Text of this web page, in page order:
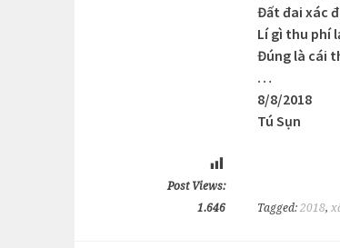
Đất đai xác
Lí gì thu phí
Đúng là cái
…
8/8/2018
Tú Sụn
Post Views:
1.646
Tagged: 2018,